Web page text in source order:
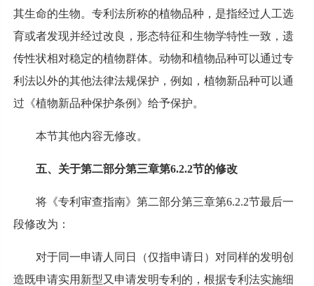
其生命的生物。专利法所称的植物品种，是指经过人工选
育或者发现并经过改良，形态特征和生物学特性一致，遗
传性状相对稳定的植物群体。动物和植物品种可以通过专
利法以外的其他法律法规保护，例如，植物新品种可以通
过《植物新品种保护条例》给予保护。
本节其他内容无修改。
五、关于第二部分第三章第6.2.2节的修改
将《专利审查指南》第二部分第三章第6.2.2节最后一
段修改为：
对于同一申请人同日（仅指申请日）对同样的发明创
造既申请实用新型又申请发明专利的，根据专利法实施细